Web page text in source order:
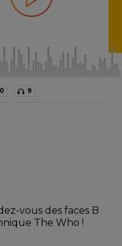
0 9
vous des faces B
The Who !